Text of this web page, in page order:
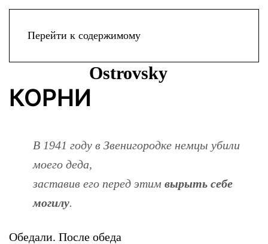
Перейти к содержимому
Меню
КОРНИ
В 1941 году в Звенигородке немцы убили
моего деда,
заставив его перед этим вырыть себе
могилу.
Обедали. После обеда